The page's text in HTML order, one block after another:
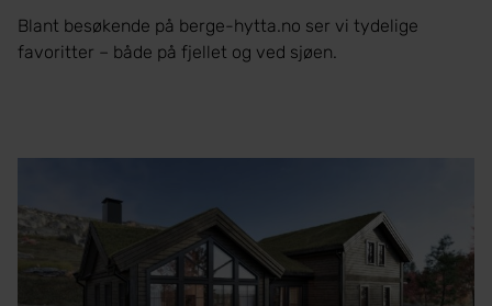
Blant besøkende på berge-hytta.no ser vi tydelige
favoritter – både på fjellet og ved sjøen.